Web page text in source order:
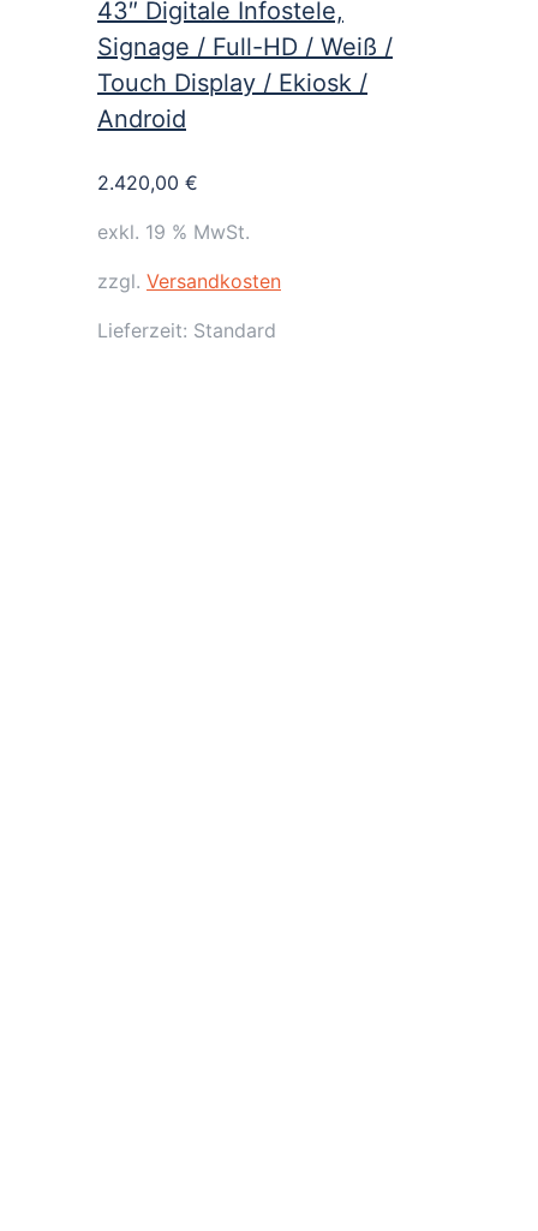
43″ Digitale Infostele,
Signage / Full-HD / Weiß /
Touch Display / Ekiosk /
Android
2.420,00 €
exkl. 19 % MwSt.
zzgl. Versandkosten
Lieferzeit: Standard